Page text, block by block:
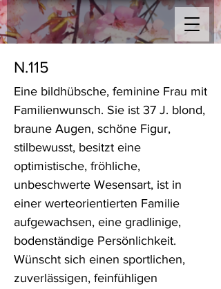
N.115
Eine bildhübsche, feminine Frau mit
Familienwunsch. Sie ist 37 J. blond,
braune Augen, schöne Figur,
stilbewusst, besitzt eine
optimistische, fröhliche,
unbeschwerte Wesensart, ist in
einer werteorientierten Familie
aufgewachsen, eine gradlinige,
bodenständige Persönlichkeit.
Wünscht sich einen sportlichen,
zuverlässigen, feinfühligen